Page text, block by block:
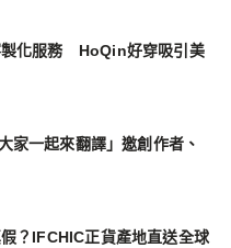
製化服務 HoQin好穿吸引美
家一起來翻譯」邀創作者、
？IFCHIC正貨產地直送全球